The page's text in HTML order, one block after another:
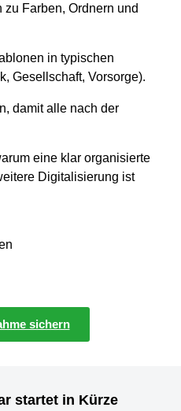
Farben, Ordnern und
in typischen
Gesellschaft, Vorsorge).
damit alle nach der
eine klar organisierte
Digitalisierung ist
sichern
startet in Kürze